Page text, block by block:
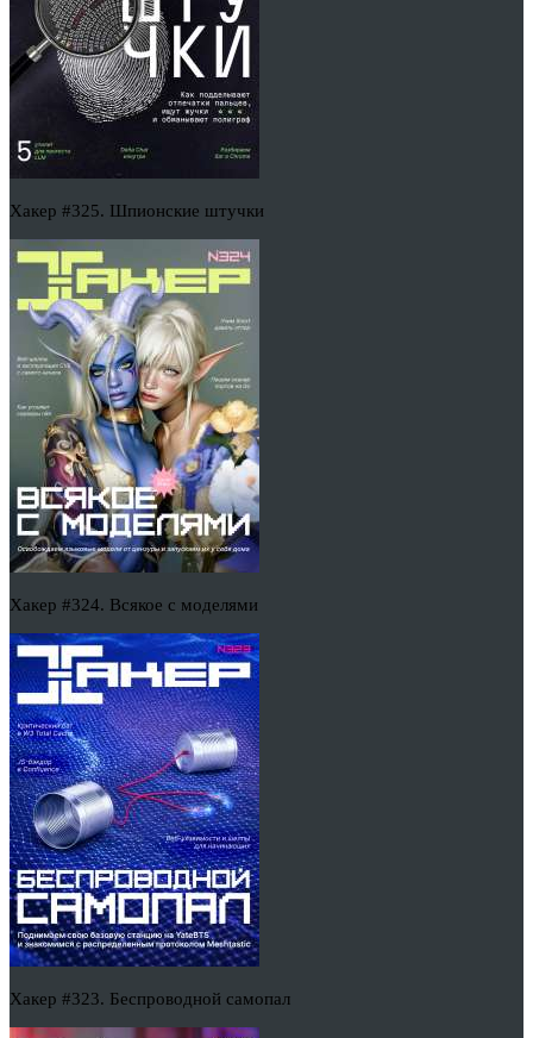
Хакер #325. Шпионские штучки
Хакер #324. Всякое с моделями
Хакер #323. Беспроводной самопал